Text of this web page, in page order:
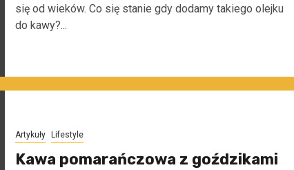
się od wieków. Co się stanie gdy dodamy takiego olejku
do kawy?...
Artykuły Lifestyle
Kawa pomarańczowa z goździkami